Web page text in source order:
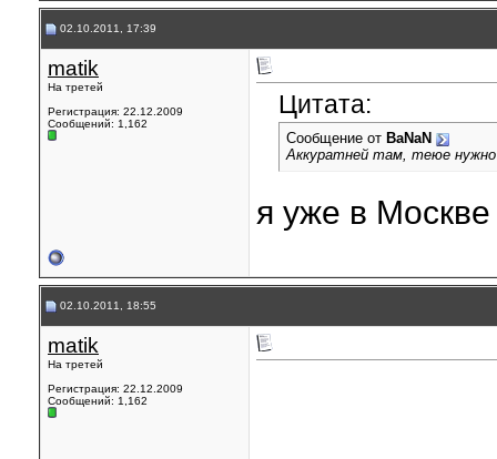
02.10.2011, 17:39
matik
На третей
Регистрация: 22.12.2009
Сообщений: 1,162
Цитата:
Сообщение от BaNaN
Аккуратней там, теюе нужно
я уже в
02.10.2011, 18:55
matik
На третей
Регистрация: 22.12.2009
Сообщений: 1,162